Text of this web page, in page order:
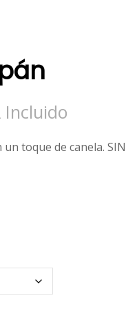
€
Incluido
toque de canela. SIN